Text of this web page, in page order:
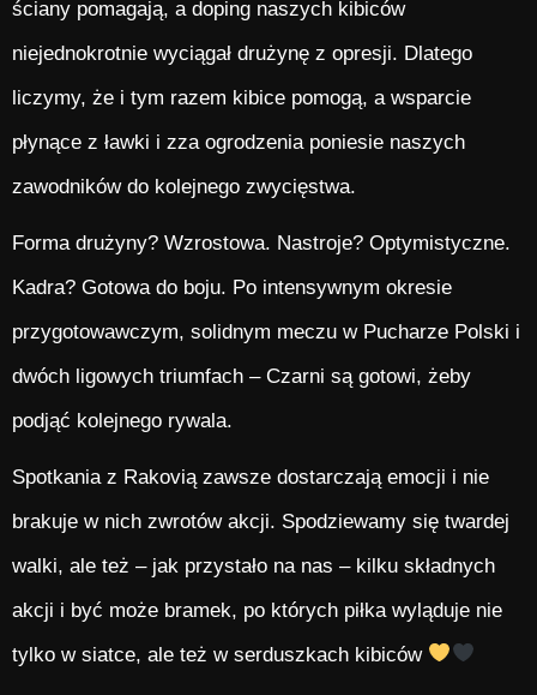
ściany pomagają, a doping naszych kibiców
niejednokrotnie wyciągał drużynę z opresji. Dlatego
liczymy, że i tym razem kibice pomogą, a wsparcie
płynące z ławki i zza ogrodzenia poniesie naszych
zawodników do kolejnego zwycięstwa.
Forma drużyny? Wzrostowa. Nastroje? Optymistyczne.
Kadra? Gotowa do boju. Po intensywnym okresie
przygotowawczym, solidnym meczu w Pucharze Polski i
dwóch ligowych triumfach – Czarni są gotowi, żeby
podjąć kolejnego rywala.
Spotkania z Rakovią zawsze dostarczają emocji i nie
brakuje w nich zwrotów akcji. Spodziewamy się twardej
walki, ale też – jak przystało na nas – kilku składnych
akcji i być może bramek, po których piłka wyląduje nie
tylko w siatce, ale też w serduszkach kibiców